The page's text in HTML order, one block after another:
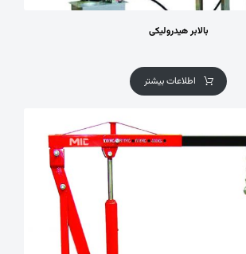
بالابر هیدرولیکی
اطلاعات بیشتر